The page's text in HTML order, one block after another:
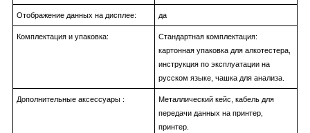
Отображение данных на дисплее: да
Комплектация и упаковка:
Стандартная комплектация:
картонная упаковка для алкотестера,
инструкция по эксплуатации на
русском языке, чашка для анализа.
Дополнительные аксессуары :
Металлический кейс, кабель для
передачи данных на принтер,
принтер.